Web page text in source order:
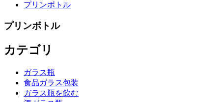
プリンボトル
プリンボトル
カテゴリ
ガラス瓶
食品ガラス包装
ガラス瓶を飲む